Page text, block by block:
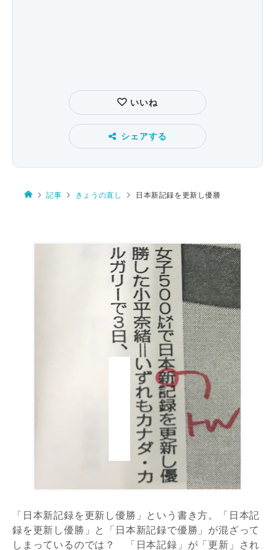
いいね
シェアする
記事 きょうの直し 日本新記録を更新し優勝
「日本新記録を更新し優勝」という書き方。「日本記
録を更新し優勝」と「日本新記録で優勝」が混ざって
しまっているのでは？ 「日本記録」が「更新」され